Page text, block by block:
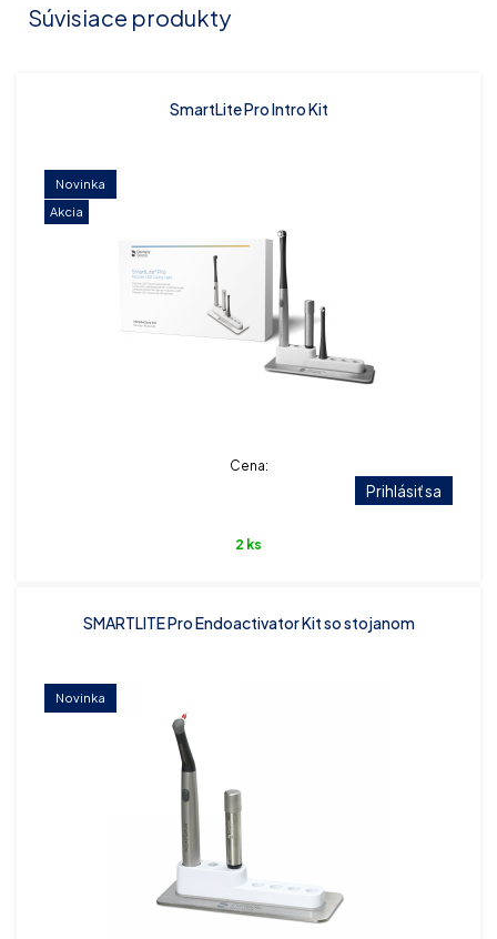
Súvisiace produkty
SmartLite Pro Intro Kit
Novinka
Akcia
Cena:
Prihlásiť sa
2 ks
SMARTLITE Pro Endoactivator Kit so stojanom
Novinka